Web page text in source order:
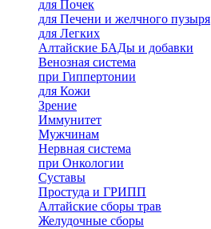
для Почек
для Печени и желчного пузыря
для Легких
Алтайские БАДы и добавки
Венозная система
при Гиппертонии
для Кожи
Зрение
Иммунитет
Мужчинам
Нервная система
при Онкологии
Суставы
Простуда и ГРИПП
Алтайские сборы трав
Желудочные сборы